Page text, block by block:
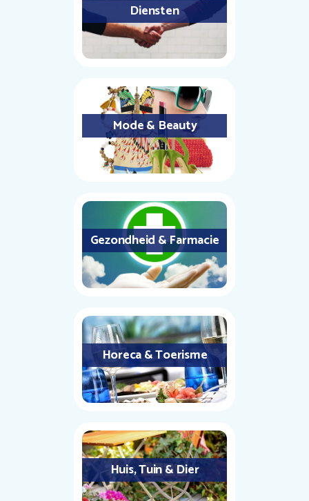
Diensten
Mode & Beauty
Gezondheid & Farmacie
Horeca & Toerisme
Huis, Tuin & Dier